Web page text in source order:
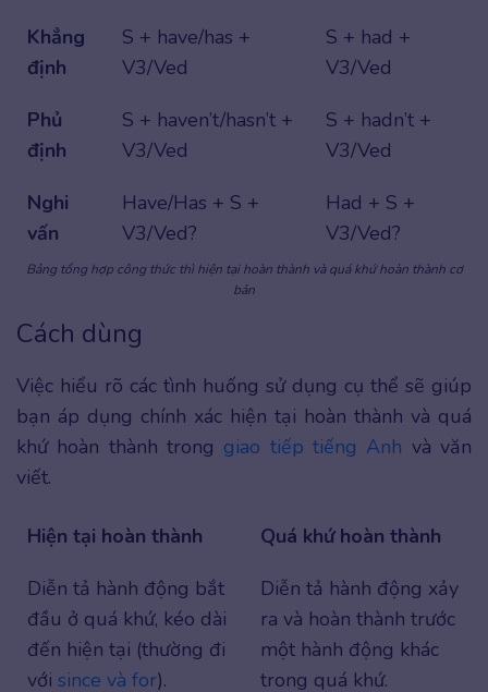
Khẳng
định
S + have/has +
V3/Ved
S + had +
V3/Ved
Phủ
định
S + haven’t/hasn’t +
V3/Ved
S + hadn’t +
V3/Ved
Nghi
vấn
Have/Has + S +
V3/Ved?
Had + S +
V3/Ved?
Bảng tổng hợp công thức thì hiện tại hoàn thành và quá khứ hoàn thành cơ
bản
Cách dùng
Việc hiểu rõ các tình huống sử dụng cụ thể sẽ giúp
bạn áp dụng chính xác hiện tại hoàn thành và quá
khứ hoàn thành trong giao tiếp tiếng Anh và văn
viết.
Hiện tại hoàn thành
Quá khứ hoàn thành
Diễn tả hành động bắt
đầu ở quá khứ, kéo dài
đến hiện tại (thường đi
với since và for).
Diễn tả hành động xảy
ra và hoàn thành trước
một hành động khác
trong quá khứ.